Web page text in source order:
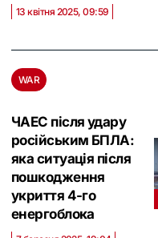
13 квітня 2025, 09:59
WAR
ЧАЕС після удару
російським БПЛА:
яка ситуація після
пошкодження
укриття 4-го
енергоблока